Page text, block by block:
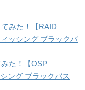
みた！【RAID
ッシング ブラックバ
た！【OSP
ング ブラックバス